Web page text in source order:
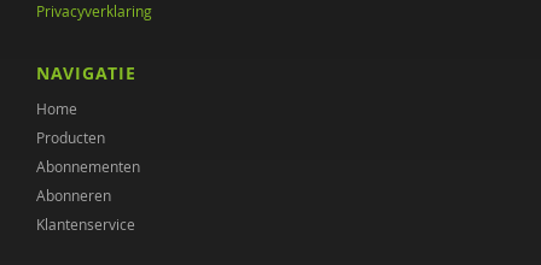
Privacyverklaring
NAVIGATIE
Home
Producten
Abonnementen
Abonneren
Klantenservice